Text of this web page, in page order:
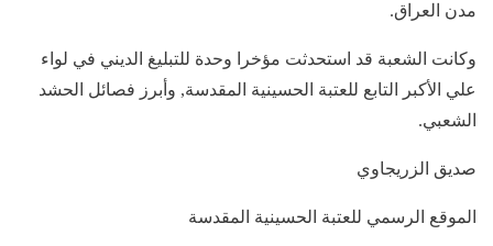
مدن العراق.
وكانت الشعبة قد استحدثت مؤخرا وحدة للتبليغ الديني في لواء
علي الأكبر التابع للعتبة الحسينية المقدسة, وأبرز فصائل الحشد
الشعبي.
صديق الزريجاوي
الموقع الرسمي للعتبة الحسينية المقدسة